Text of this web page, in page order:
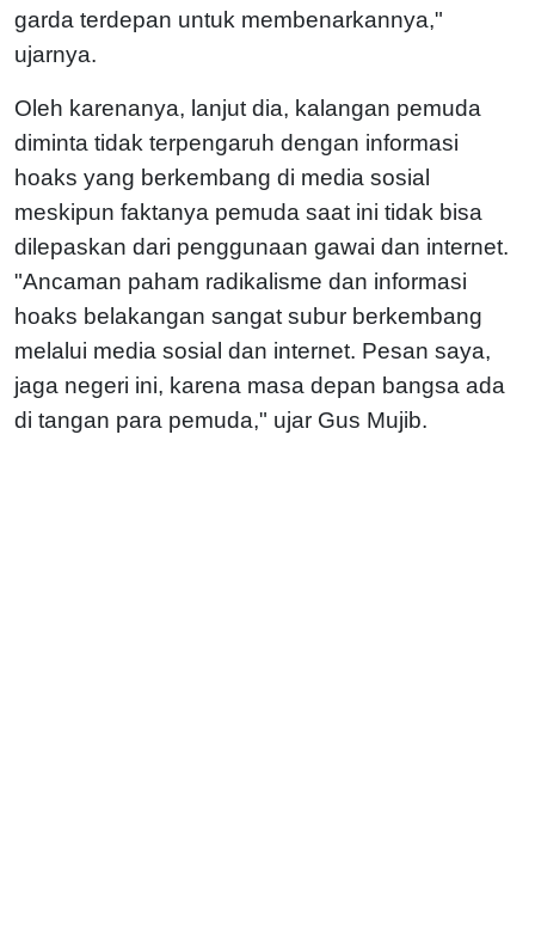
garda terdepan untuk membenarkannya,"
ujarnya.
Oleh karenanya, lanjut dia, kalangan pemuda
diminta tidak terpengaruh dengan informasi
hoaks yang berkembang di media sosial
meskipun faktanya pemuda saat ini tidak bisa
dilepaskan dari penggunaan gawai dan internet.
"Ancaman paham radikalisme dan informasi
hoaks belakangan sangat subur berkembang
melalui media sosial dan internet. Pesan saya,
jaga negeri ini, karena masa depan bangsa ada
di tangan para pemuda," ujar Gus Mujib.